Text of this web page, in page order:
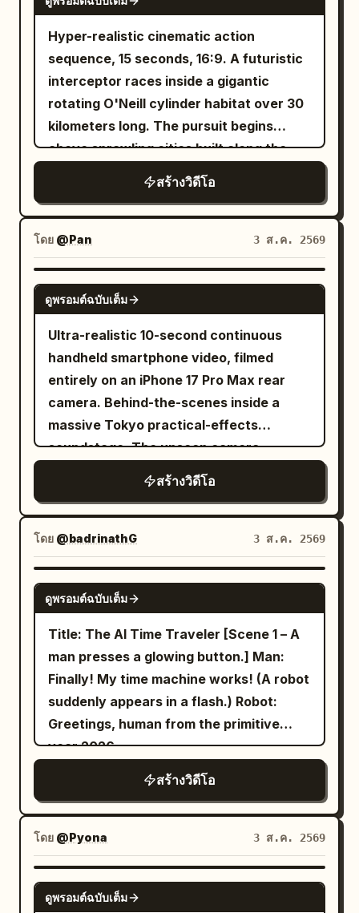
harsh and real. 0 to 3 seconds: Begin
with a low centered wide shot from the
middle of an empty highway using a 40
millimeter lens. A weathered blue
camper van approaches from far
distance, growing steadily larger
without unnatural acceleration. Keep
the camera nearly locked with faint wind
vibration. Hard afternoon sunlight
creates crisp shadows and warm
windshield reflections. Cut inside the
van for a brief front mounted shot. A
tired middle aged woman drives while a
bearded man watches the road, with
cream dog visible among blankets,
hanging utensils, maps, and handmade
decorations. Use gentle road vibration,
imperfect focus breathing, sunlight
leaking through dusty glass, and
seconds: Cut to an extremely low
roadside angle beside dormant alien
creatures scattered across the asphalt.
They resemble enormous desert
arthropods built from cracked shell,
leathery tissue, tangled rootlike fibers,
dried mud, and embedded stones. The
van passes behind them with realistic
wheel motion and a pressure wave that
stirs dust and loose fibers. Hold after the
van exits. A small claw twitches in the
foreground, then one massive creature
slowly lifts its armored head. Its weight
compresses its jointed legs, gravel shifts
its wet mouth opens with restrained
animal behavior. Make a subtle fearful
camera push as the creature rises into a
dominant low angle silhouette. 8 to 12
seconds: Hard cut to a distant elevated
Hyper-realistic cinematic action
sequence, 15 seconds, 16:9. A futuristic
interceptor races inside a gigantic
rotating O'Neill cylinder habitat over 30
kilometers long. The pursuit begins
above sprawling cities built along the
inner surface, then accelerates through
forests curving overhead, crosses
rivers flowing upside down across the
rotating landscape, skims beneath
massive suspension bridges connecting
districts, dives through industrial
sectors filled with colossal rotating
machinery, and finally enters the zero-
gravity central axis where loose cargo,
maintenance drones, and giant
construction arms drift silently. The
camera constantly alternates between
cockpit POV, nose-mounted shots, FPV
chase cameras, sweeping drone flybys,
and breathtaking IMAX-wide reveals
emphasizing the impossible scale of the
habitat. Final shot: the interceptor
bursts through the cylinder's open
docking portal into the stars as the
entire rotating world fills the frame
believable rotating habitat, crystal-clear
action, elegant camera choreography,
immense scale, relentless speed, no
slow motion.
สร้างวิดีโอ
โดย @Pan 3 ส.ค. 2569
SEEDANCE 2.0
ดูพรอมต์ฉบับเต็ม
Ultra-realistic 10-second continuous
handheld smartphone video, filmed
entirely on an iPhone 17 Pro Max rear
camera. Behind-the-scenes inside a
massive Tokyo practical-effects
soundstage. The unseen camera
operator stands approximately five
meters from an incredibly detailed 1:15
scale tabletop miniature of futuristic
Neo-Shinjuku, featuring illuminated neon
billboards, elevated monorails with
moving miniature trains, tiny glowing
vehicles on multi-level overpasses, rain-
slicked miniature streets, micro LED
windows, and intricate rooftop air-
conditioning units. The miniature clearly
sits on a massive production stage
surrounded by exposed steel trusses,
blue screens, industrial liquid nitrogen
fog vents, pyrotechnic spark rigs,
overhead lighting grids, and Japanese
VFX crew members wearing black
jumpsuits and headsets monitoring
handheld control pads. The camera
slowly pushes forward with subtle
handheld movement, natural autofocus
สร้างวิดีโอ
โดย @badrinathG 3 ส.ค. 2569
GROK IMAGINE
ดูพรอมต์ฉบับเต็ม
Title: The AI Time Traveler [Scene 1 – A
man presses a glowing button.] Man:
Finally! My time machine works! (A robot
suddenly appears in a flash.) Robot:
Greetings, human from the primitive
year 2026.
สร้างวิดีโอ
โดย @Pyona 3 ส.ค. 2569
SEEDANCE 2.0
ดูพรอมต์ฉบับเต็ม